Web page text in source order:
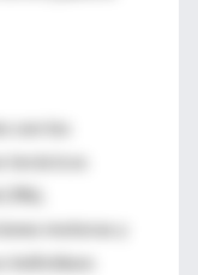
son los
torácicos
motoras y
individuos